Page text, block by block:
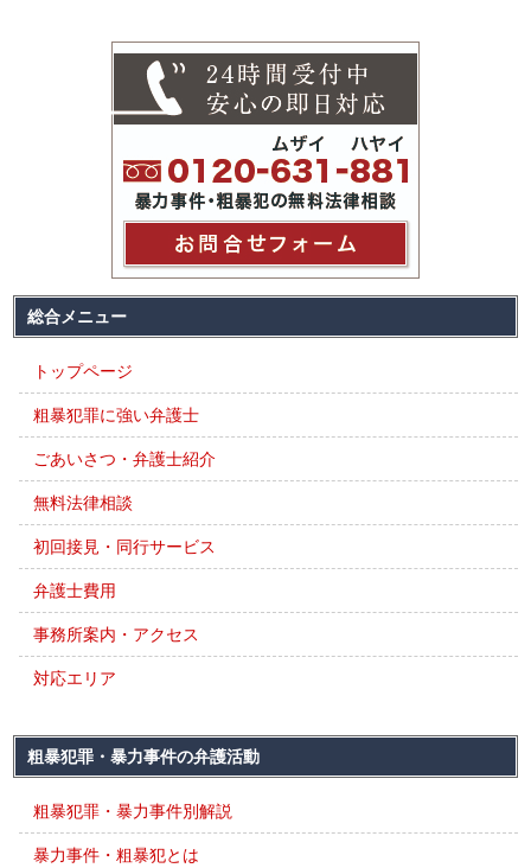
総合メニュー
トップページ
粗暴犯罪に強い弁護士
ごあいさつ・弁護士紹介
無料法律相談
初回接見・同行サービス
弁護士費用
事務所案内・アクセス
対応エリア
粗暴犯罪・暴力事件の弁護活動
粗暴犯罪・暴力事件別解説
暴力事件・粗暴犯とは